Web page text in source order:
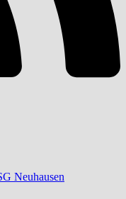
Neuhausen